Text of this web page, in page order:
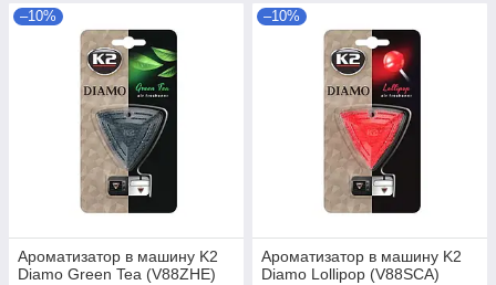
–10%
Ароматизатор в машину K2
Diamo Green Tea (V88ZHE)
–10%
Ароматизатор в машину K2
Diamo Lollipop (V88SCA)